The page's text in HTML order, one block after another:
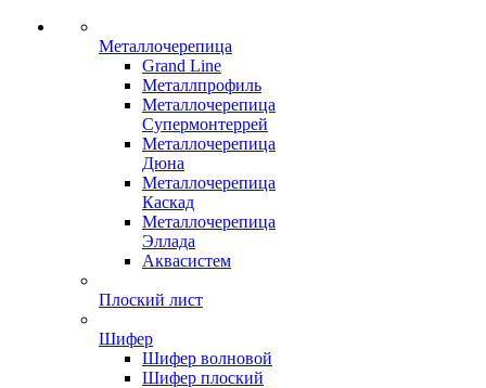
Металлочерепица
Grand Line
Металлпрофиль
Металлочерепица
Супермонтеррей
Металлочерепица
Дюна
Металлочерепица
Каскад
Металлочерепица
Эллада
Аквасистем
Плоский лист
Шифер
Шифер волновой
Шифер плоский